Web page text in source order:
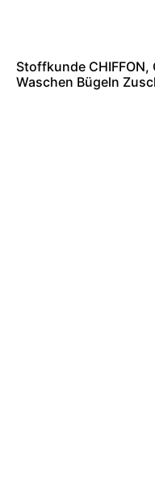
Stoffkunde CHIFFON,
Waschen Bügeln